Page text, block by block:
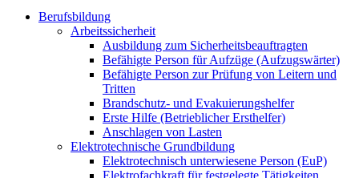
Berufsbildung
Arbeitssicherheit
Ausbildung zum Sicherheitsbeauftragten
Befähigte Person für Aufzüge (Aufzugswärter)
Befähigte Person zur Prüfung von Leitern und
Tritten
Brandschutz- und Evakuierungshelfer
Erste Hilfe (Betrieblicher Ersthelfer)
Anschlagen von Lasten
Elektrotechnische Grundbildung
Elektrotechnisch unterwiesene Person (EuP)
Elektrofachkraft für festgelegte Tätigkeiten